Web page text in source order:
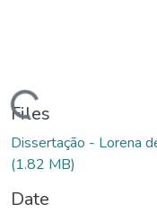
Files
Dissertação - Lorena
(1.82 MB)
Date